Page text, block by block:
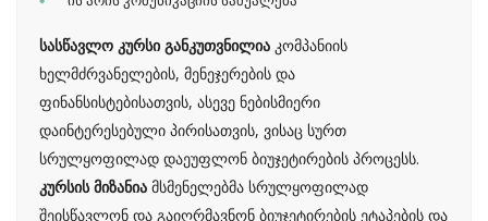
სასწავლო კურსი განკუთვნილია კომპანიის
ხელმძრვანელების, მენეჯერების და
ფინანსისტებისათვის, ასევე ნებისმიერი
დაინტერესებული პირისათვის, ვისაც სურთ
სრულყოფილად დაეუფლონ ბიუჯეტირების პროცესს.
კურსის მიზანია მსმენელებმა სრულყოფილად
შეისწავლონ და გაიღრმავნონ ბიუჯეტირების ეტაპების და